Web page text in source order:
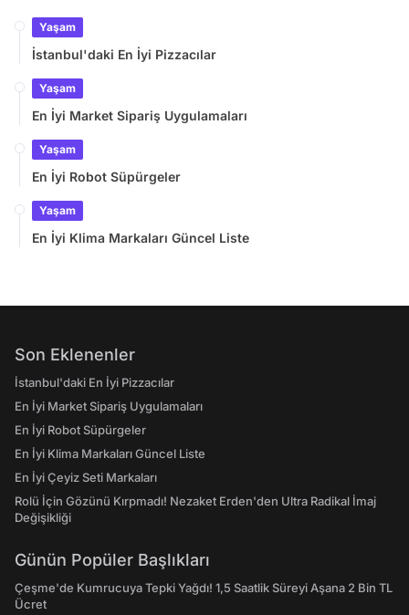
Yaşam
İstanbul'daki En İyi Pizzacılar
Yaşam
En İyi Market Sipariş Uygulamaları
Yaşam
En İyi Robot Süpürgeler
Yaşam
En İyi Klima Markaları Güncel Liste
Son Eklenenler
İstanbul'daki En İyi Pizzacılar
En İyi Market Sipariş Uygulamaları
En İyi Robot Süpürgeler
En İyi Klima Markaları Güncel Liste
En İyi Çeyiz Seti Markaları
Rolü İçin Gözünü Kırpmadı! Nezaket Erden'den Ultra Radikal İmaj
Değişikliği
Günün Popüler Başlıkları
Çeşme'de Kumrucuya Tepki Yağdı! 1,5 Saatlik Süreyi Aşana 2 Bin TL
Ücret